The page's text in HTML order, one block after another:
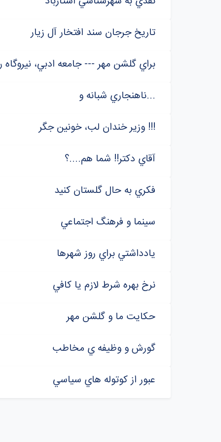
تاريخ جرجان سند افتخار آل زيار
براي گلشن مهر --- جامعه ادبي،
ناهنجاري شبانه‌ و...
وزير خندان لب، خونين جگر !!!
آقاي دکتر!! شما هم....؟
فکري به حال گلستان کنيد
سينما و فرهنگ اجتماعي
يادداشتي براي روز شهرها
نرخ بهره شرط لازم يا کافي
حکايت ما و گلشن مهر
گورش و وظيفه ي مخاطب
عبور از کوتوله هاي سياسي